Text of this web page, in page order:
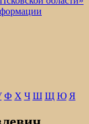
Ф Х Ч Ш Щ Ю Я